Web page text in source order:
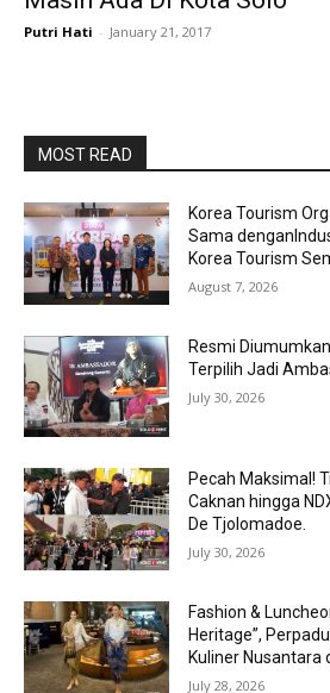
Putri Hati - January 21, 2017
MOST READ
Korea Tourism
Sama
Korea Tourism
August 7, 2026
Resmi
Terpilih Jadi
July 30, 2026
Pecah Maksimal!
Caknan hingga
De Tjolomadoe.
July 30, 2026
Fashion &
Heritage”,
Kuliner Nusantara
July 28, 2026